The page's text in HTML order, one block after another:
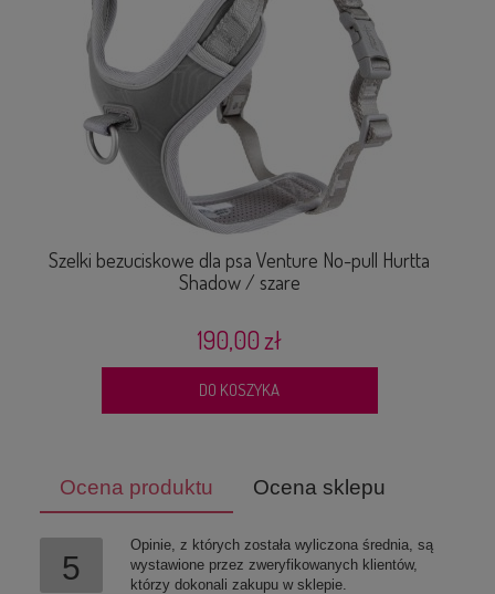
Szelki bezuciskowe dla psa Venture No-pull Hurtta
Shadow / szare
190,00 zł
DO KOSZYKA
Ocena produktu Ocena sklepu
5
Opinie, z których została wyliczona średnia, są
wystawione przez zweryfikowanych klientów,
którzy dokonali zakupu w sklepie.